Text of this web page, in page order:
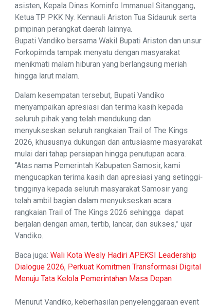
asisten, Kepala Dinas Kominfo Immanuel Sitanggang,
Ketua TP PKK Ny. Kennauli Ariston Tua Sidauruk serta
pimpinan perangkat daerah lainnya.
Bupati Vandiko bersama Wakil Bupati Ariston dan unsur
Forkopimda tampak menyatu dengan masyarakat
menikmati malam hiburan yang berlangsung meriah
hingga larut malam.
Dalam kesempatan tersebut, Bupati Vandiko
menyampaikan apresiasi dan terima kasih kepada
seluruh pihak yang telah mendukung dan
menyukseskan seluruh rangkaian Trail of The Kings
2026, khususnya dukungan dan antusiasme masyarakat
mulai dari tahap persiapan hingga penutupan acara.
“Atas nama Pemerintah Kabupaten Samosir, kami
mengucapkan terima kasih dan apresiasi yang setinggi-
tingginya kepada seluruh masyarakat Samosir yang
telah ambil bagian dalam menyukseskan acara
rangkaian Trail of The Kings 2026 sehingga dapat
berjalan dengan aman, tertib, lancar, dan sukses,” ujar
Vandiko.
Baca juga: Wali Kota Wesly Hadiri APEKSI Leadership
Dialogue 2026, Perkuat Komitmen Transformasi Digital
Menuju Tata Kelola Pemerintahan Masa Depan
Menurut Vandiko, keberhasilan penyelenggaraan event